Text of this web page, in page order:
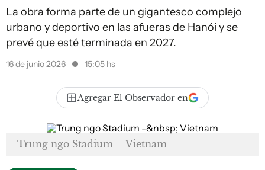
La obra forma parte de un gigantesco complejo
urbano y deportivo en las afueras de Hanói y se
prevé que esté terminada en 2027.
16 de junio 2026 15:05 hs
Agregar El Observador en
Trung ngo Stadium - Vietnam